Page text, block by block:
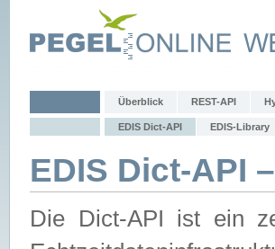
Überblick REST-API
EDIS Dict-API EDIS-Library
EDIS Dict-API
Die Dict-API ist ein